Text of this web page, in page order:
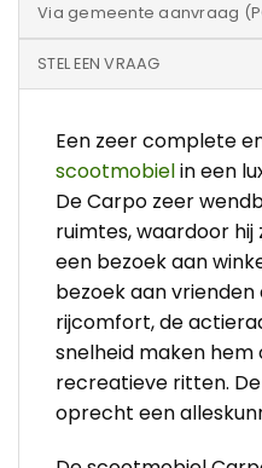
Via gemeente aanvraag
STEL EEN VRAAG
Een zeer complete
scootmobielin een
De Carpo zeer
ruimtes, waardoor
een bezoek aan
bezoek aan vrienden
rijcomfort, de
snelheid maken
recreatieve ritten.
oprecht een